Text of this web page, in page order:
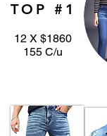
12 X $1860
155 C/u
TOP #1